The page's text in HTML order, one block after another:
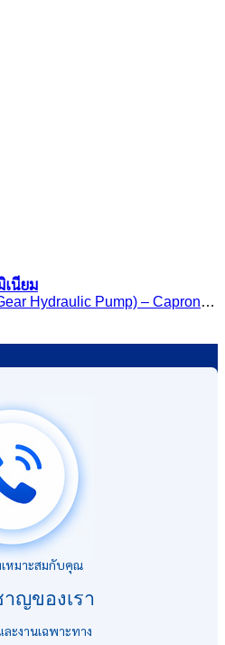
เนียม
Hydraulic Pump) – Caproni
หมาะสมกับคุณ
ญของเรา
ะงานเฉพาะทาง